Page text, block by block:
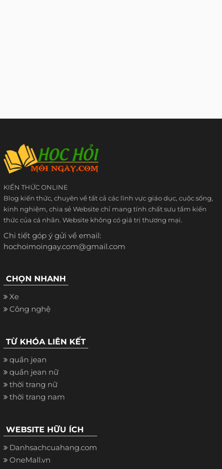
KIẾN THỨC ONLINE
Blog kiến thức, chuyên về tất cả các lĩnh vực giáo dục, cuộc sống,
kinh nghiệm, chia sẻ Website chỉ mang tính chất sưu tầm kiến
thức của cá nhân. Website không có giá trị thương mại.
Chi tiết góp ý gửi về email:
hochoimoingay.com@gmail.com
CHỌN NHANH
Xe
Công nghệ
TỪ KHÓA LIÊN KẾT
quần jean
quần jean nữ
thời trang nữ
thời trang nam
WEBSITE HỮU ÍCH
Danhsachcuahang.com
OneMall.vn